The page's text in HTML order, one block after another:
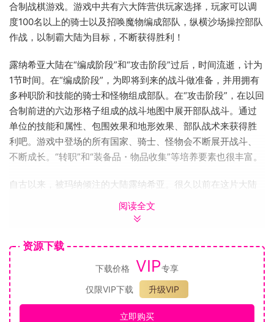
合制战棋游戏。游戏中共有六大阵营供玩家选择，玩家可以调
度100名以上的骑士以及招唤魔物编成部队，纵横沙场操控部队
作战，以制霸大陆为目标，不断获得胜利！
露纳希亚大陆在“编成阶段”和“攻击阶段”过后，时间流逝，计为
1节时间。在“编成阶段”，为即将到来的战斗做准备，并用拥有
多种职阶和技能的骑士和怪物组成部队。在“攻击阶段”，在以回
合制前进的六边形格子组成的战斗地图中展开部队战斗。通过
单位的技能和属性、包围效果和地形效果、部队战术来获得胜
利吧。游戏中登场的所有国家、骑士、怪物会不断展开战斗、
不断成长。“转职”和“装备品・物品收集”等培养要素也很丰富。
自古以来，被玛纳倾注的大陆露纳希亚。很久以前在这片大陆
上发现的五颗玛纳宝石，被制成了特殊的铠甲“圣铠”，成为了国
家、人类等各种思想的象征。它们分别被称为“正义”、“高洁”、
家与一个小民族因彼此互不相容的思想、信仰和历史而迎来了
新的战乱时代。六位君主以及符文骑士们，怀抱着各自的信
念，投身于战火之中。当你最终实现大陆统一的时候，史书
《露纳希亚战记》的记忆会复苏，你就会明白。露纳希亚发生
过的一切，以及所有的故事。
阅读全文
资源下载
下载价格 VIP专享
仅限VIP下载
升级VIP
立即购买